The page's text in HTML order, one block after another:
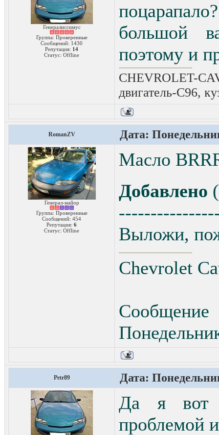
Генералиссимус
Группа: Проверенные
Сообщений: 1430
Репутация: 14
Статус: Offline
большой
поэтому и
CHEVROLET-
двигатель-C96,
RomanZV Дата:
Генерал-майор
Группа: Проверенные
Сообщений: 454
Репутация: 6
Статус: Offline
Масло
Добавлено
Выложи,
Chevrolet
Petr89 Дата:
Да я вот
проблемой